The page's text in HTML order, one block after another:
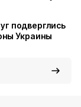
подверглись
Украины